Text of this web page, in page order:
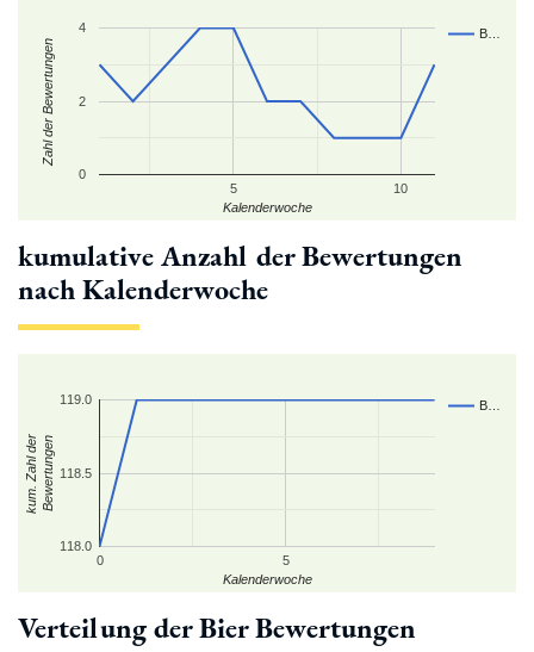
B…
5 10
0
2
4
Kalenderwoche
Zahl der Bewertungen
kumulative Anzahl der Bewertungen
nach Kalenderwoche
B…
0 5
118.0
118.5
119.0
Kalenderwoche
kum. Zahl derBewertungen
Verteilung der Bier Bewertungen